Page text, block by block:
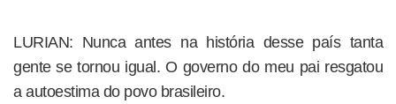
LURIAN: Nunca antes na história desse país tanta
gente se tornou igual. O governo do meu pai resgatou
a autoestima do povo brasileiro.